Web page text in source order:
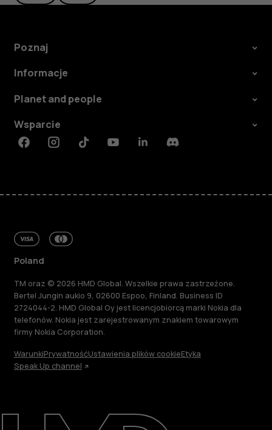
Naprawa i recykling
Poznaj
Informacje
Planet and people
Wsparcie
FacebookInstagramTiktokYoutubeLinkedinDiscord
Poland
TM oraz © 2026 HMD Global. Wszelkie prawa zastrzeżone.
Bertel Jungin aukio 9, 02600 Espoo, Finland. Business ID
2724044-2. HMD Global Oy jest licencjobiorcą marki Nokia dla
telefonów. Nokia jest zarejestrowanym znakiem towarowym
firmy Nokia Corporation.
WarunkiPrywatnośćUstawienia plików cookieEtyka
Speak Up channel